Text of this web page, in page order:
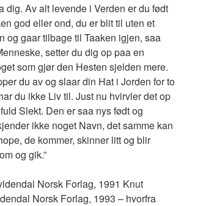
dig. Av alt levende i Verden er du født
god eller ond, du er blit til uten et
og gaar tilbage til Taaken igjen, saa
setter du dig op paa en
som gjør den Hesten sjelden mere.
du av og slaar din Hat i Jorden for to
du ikke Liv til. Just nu hvirvler det op
Slekt. Den er saa nys født og
ikke noget Navn, det samme kan
de kommer, skinner litt og blir
og gik.”
Norsk Forlag, 1991 Knut
Norsk Forlag, 1993 – hvorfra